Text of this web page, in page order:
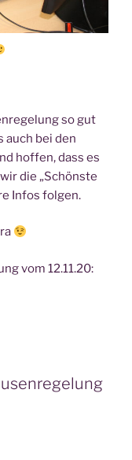
so gut
auch bei den
hof­fen, dass es
die „Schöns­te
Infos folgen.
vom 12.11.20: